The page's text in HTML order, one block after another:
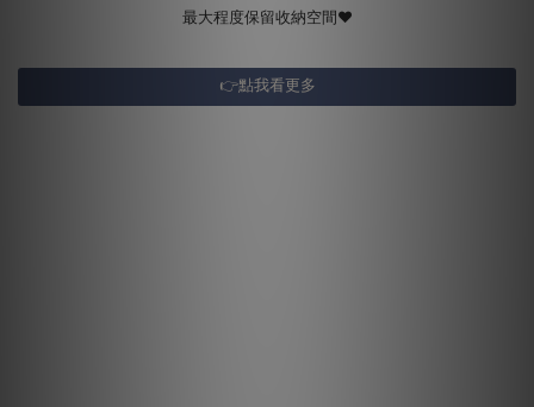
最大程度保留收納空間❤️
👉點我看更多